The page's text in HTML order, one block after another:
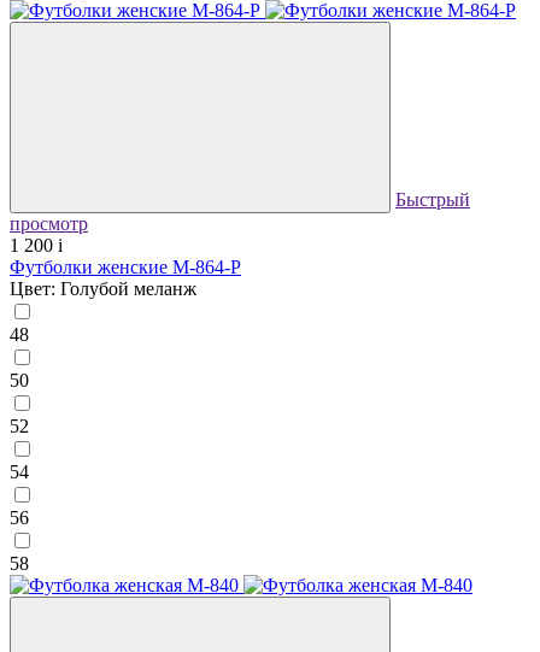
Быстрый
просмотр
1 200 i
Футболки женские М-864-Р
Цвет: Голубой меланж
48
50
52
54
56
58